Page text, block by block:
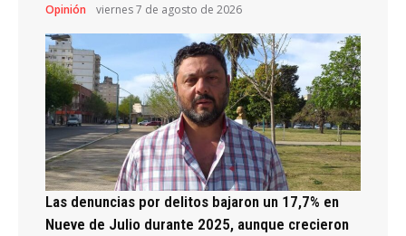
Opinión viernes 7 de agosto de 2026
Las denuncias por delitos bajaron un 17,7% en
Nueve de Julio durante 2025, aunque crecieron